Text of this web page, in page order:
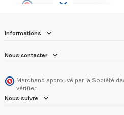
Informations
Nous contacter
Marchand approuvé par la Société
vérifier.
Nous suivre